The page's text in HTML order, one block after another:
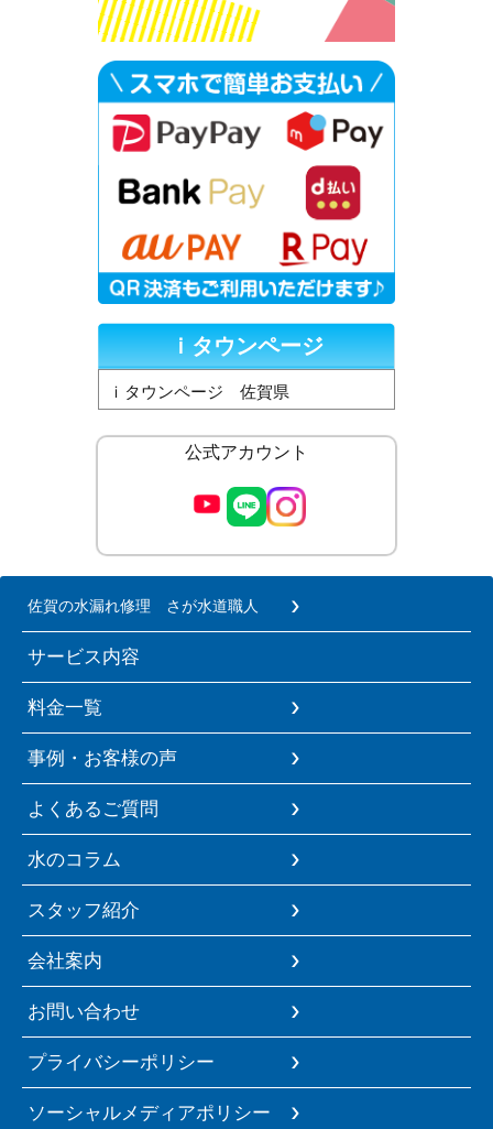
ｉタウンページ
ｉタウンページ 佐賀県
公式アカウント
佐賀の水漏れ修理 さが水道職人
サービス内容
料金一覧
事例・お客様の声
よくあるご質問
水のコラム
スタッフ紹介
会社案内
お問い合わせ
プライバシーポリシー
ソーシャルメディアポリシー